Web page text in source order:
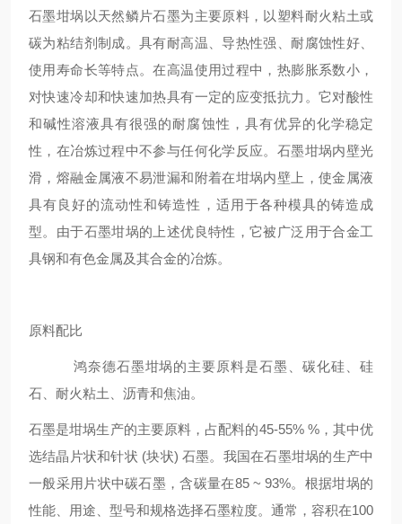
石墨坩埚以天然鳞片石墨为主要原料，以塑料耐火粘土或
碳为粘结剂制成。具有耐高温、导热性强、耐腐蚀性好、
使用寿命长等特点。在高温使用过程中，热膨胀系数小，
对快速冷却和快速加热具有一定的应变抵抗力。它对酸性
和碱性溶液具有很强的耐腐蚀性，具有优异的化学稳定
性，在冶炼过程中不参与任何化学反应。石墨坩埚内壁光
滑，熔融金属液不易泄漏和附着在坩埚内壁上，使金属液
具有良好的流动性和铸造性，适用于各种模具的铸造成
型。由于石墨坩埚的上述优良特性，它被广泛用于合金工
具钢和有色金属及其合金的冶炼。
原料配比
鸿奈德石墨坩埚的主要原料是石墨、碳化硅、硅
石、耐火粘土、沥青和焦油。
石墨是坩埚生产的主要原料，占配料的45-55% %，其中优
选结晶片状和针状 (块状) 石墨。我国在石墨坩埚的生产中
一般采用片状中碳石墨，含碳量在85 ~ 93%。根据坩埚的
性能、用途、型号和规格选择石墨粒度。通常，容积在100